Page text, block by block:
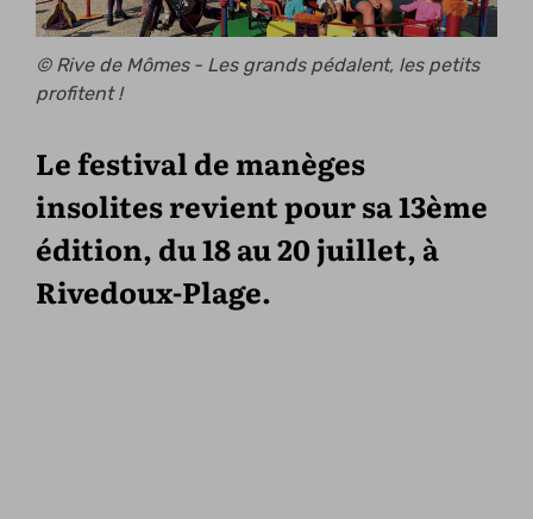
© Rive de Mômes - Les grands pédalent, les petits
profitent !
Le festival de manèges
insolites revient pour sa 13ème
édition, du 18 au 20 juillet, à
Rivedoux-Plage.